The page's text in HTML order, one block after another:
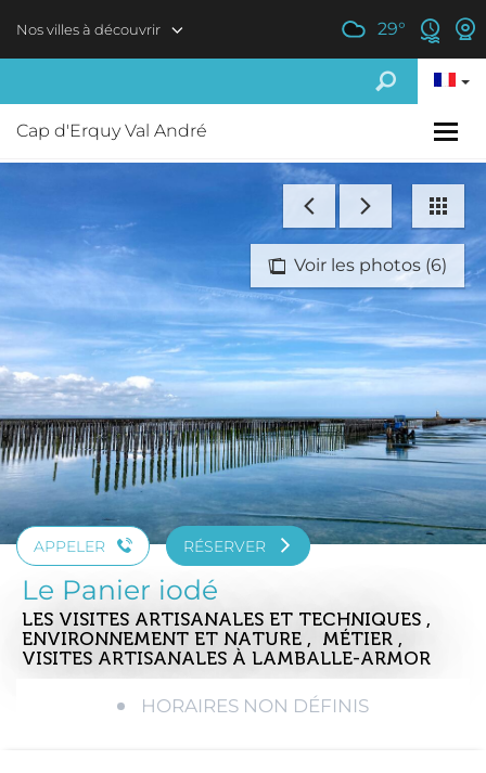
Nos villes à découvrir 29°
Cap d'Erquy Val André
Voir les photos (6)
APPELER RÉSERVER
Le Panier iodé
LES VISITES ARTISANALES ET TECHNIQUES ,
ENVIRONNEMENT ET NATURE , MÉTIER ,
VISITES ARTISANALES À LAMBALLE-ARMOR
HORAIRES NON DÉFINIS